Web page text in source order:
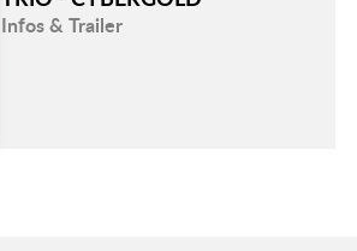
Infos & Trailer